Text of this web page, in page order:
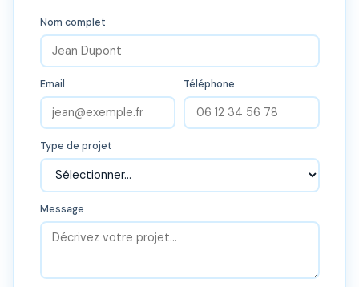
Nom complet
Email Téléphone
Type de projet
Message